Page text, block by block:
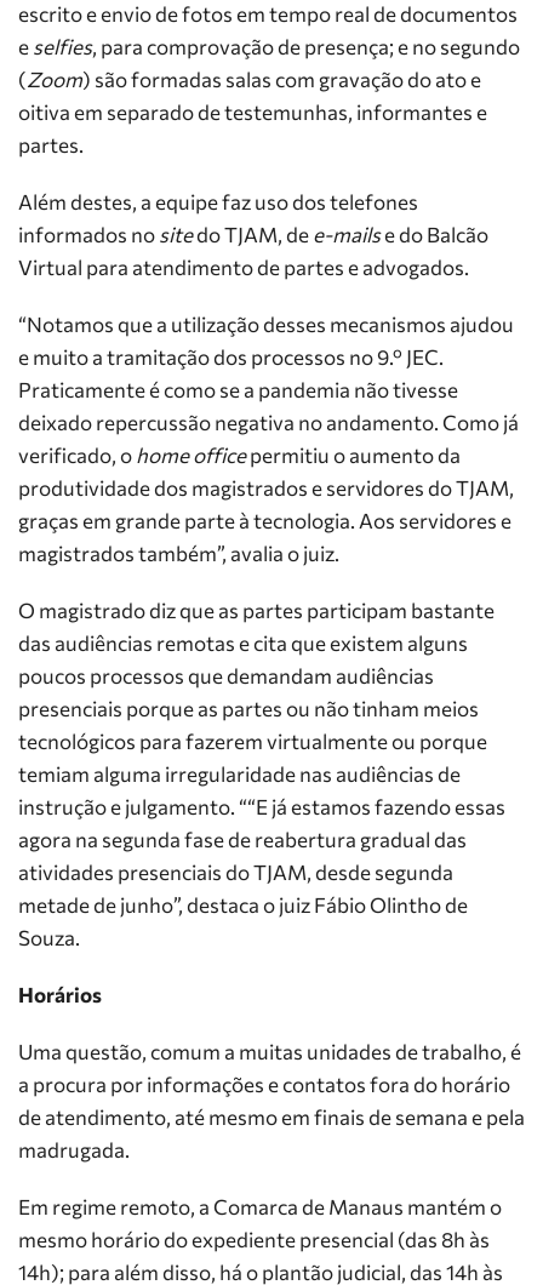
escrito e envio de fotos em tempo real de documentos
eselfies, para comprovação de presença; e no segundo
(Zoom) são formadas salas com gravação do ato e
oitiva em separado de testemunhas, informantes e
partes.
Além destes, a equipe faz uso dos telefones
informados nositedo TJAM, dee-mailse do Balcão
Virtual para atendimento de partes e advogados.
“Notamos que a utilização desses mecanismos ajudou
e muito a tramitação dos processos no 9.º JEC.
Praticamente é como se a pandemia não tivesse
deixado repercussão negativa no andamento. Como já
verificado, ohome officepermitiu o aumento da
produtividade dos magistrados e servidores do TJAM,
graças em grande parte à tecnologia. Aos servidores e
magistrados também”, avalia o juiz.
O magistrado diz que as partes participam bastante
das audiências remotas e cita que existem alguns
poucos processos que demandam audiências
presenciais porque as partes ou não tinham meios
tecnológicos para fazerem virtualmente ou porque
temiam alguma irregularidade nas audiências de
instrução e julgamento. ““E já estamos fazendo essas
agora na segunda fase de reabertura gradual das
atividades presenciais do TJAM, desde segunda
metade de junho”, destaca o juiz Fábio Olintho de
Souza.
Horários
Uma questão, comum a muitas unidades de trabalho, é
a procura por informações e contatos fora do horário
de atendimento, até mesmo em finais de semana e pela
madrugada.
Em regime remoto, a Comarca de Manaus mantém o
mesmo horário do expediente presencial (das 8h às
14h); para além disso, há o plantão judicial, das 14h às